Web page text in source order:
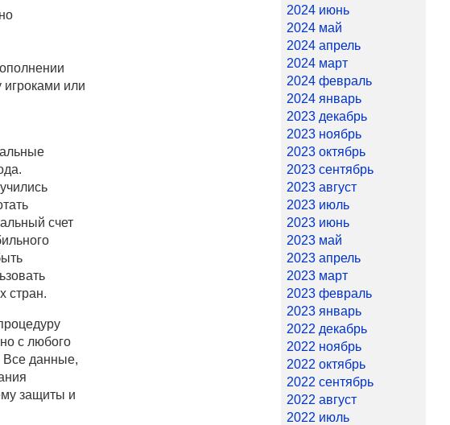
или
счет
стран.
с любого
Все данные,
защиты и
2024 июнь
2024 май
2024 апрель
2024 март
2024 февраль
2024 январь
2023 декабрь
2023 ноябрь
2023 октябрь
2023 сентябрь
2023 август
2023 июль
2023 июнь
2023 май
2023 апрель
2023 март
2023 февраль
2023 январь
2022 декабрь
2022 ноябрь
2022 октябрь
2022 сентябрь
2022 август
2022 июль